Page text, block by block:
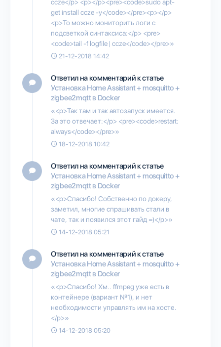
ccze</p> <p></p><pre><code>sudo apt-
get install ccze -y</code></pre><p></p>
<p>То можно мониторить логи с
подсветкой синтаксиса:</p> <pre>
<code>tail -f logfile | ccze</code></pre>»
21-12-2018 14:42
Ответил на комментарий к статье
Установка Home Assistant + mosquitto +
zigbee2mqtt в Docker
«<p>Так там и так автозапуск имеется.
За это отвечает:</p> <pre><code>restart:
always</code></pre>»
18-12-2018 10:42
Ответил на комментарий к статье
Установка Home Assistant + mosquitto +
zigbee2mqtt в Docker
«<p>Спасибо! Собственно по докеру,
заметил, многие спрашивать стали в
чате, так и появился этот гайд =)</p>»
14-12-2018 05:21
Ответил на комментарий к статье
Установка Home Assistant + mosquitto +
zigbee2mqtt в Docker
«<p>Спасибо! Хм.. ffmpeg уже есть в
контейнере (вариант №1), и нет
необходимости управлять им на хосте.
</p>»
14-12-2018 05:20